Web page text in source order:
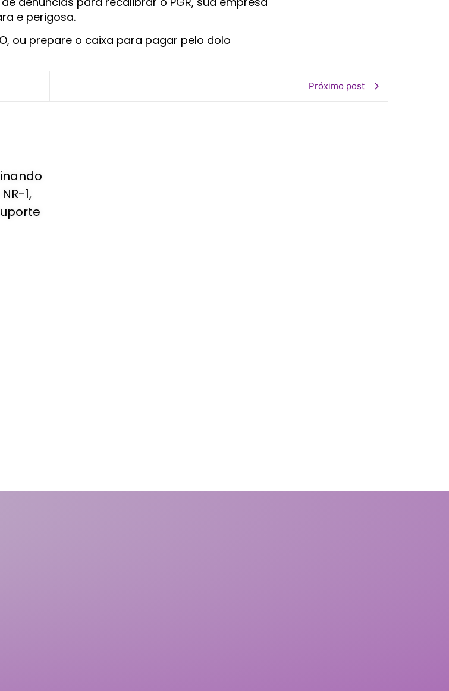
e perigosa.
ou prepare o caixa para pagar pelo dolo
Próximo post
1,